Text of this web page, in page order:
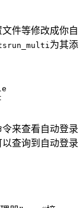
件等修改成你自
为其添
令来查看自动登录
以查询到自动登录